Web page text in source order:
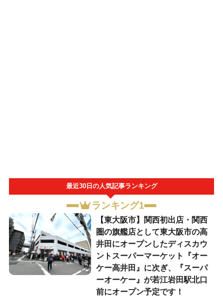
最近30日の人気記事ランキング
ランキング1
【東大阪市】関西初出店・関西
圏の旗艦店として東大阪市の高
井田にオープンしたディスカウ
ントスーパーマーケット『オー
ケー高井田』に次ぎ、『スーパ
ーオーケー』が若江岩田駅北口
前にオープン予定です！